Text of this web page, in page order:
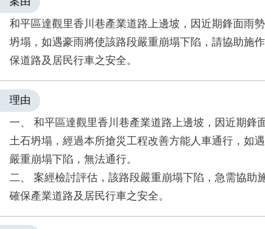
和平區達觀里香川巷產業道路上邊坡，因近期鋒面雨
坍塌，如遇豪雨將使該路段嚴重崩塌下陷，請協助施
保道路及居民行車之安全。
理由
一、 和平區達觀里香川巷產業道路上邊坡，因近期鋒
土石坍塌，經過本所搶災工程改善方能人車通行，如
嚴重崩塌下陷，無法通行。
二、 案經檢討評估，該路段嚴重崩塌下陷，急需協助
確保產業道路及居民行車之安全。